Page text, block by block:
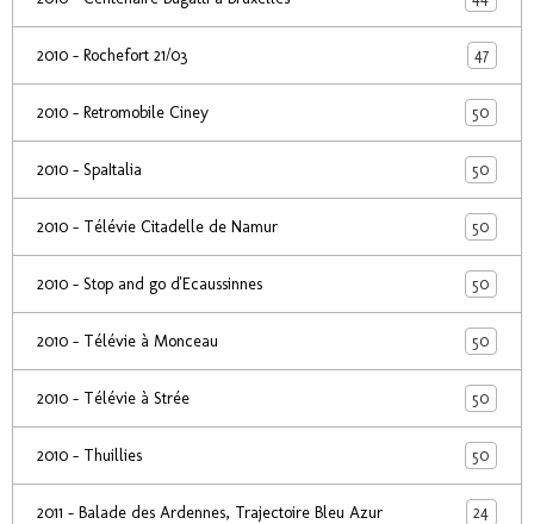
2010 - Rochefort 21/03 47
2010 - Retromobile Ciney 50
2010 - SpaItalia 50
2010 - Télévie Citadelle de Namur 50
2010 - Stop and go d'Ecaussinnes 50
2010 - Télévie à Monceau 50
2010 - Télévie à Strée 50
2010 - Thuillies 50
2011 - Balade des Ardennes, Trajectoire Bleu Azur 24